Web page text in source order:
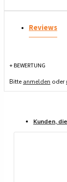
Reviews
+ BEWERTUNG
Bitte anmelden oder
Kunden,